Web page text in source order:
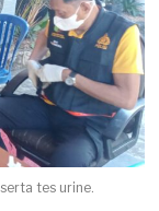
tes urine.